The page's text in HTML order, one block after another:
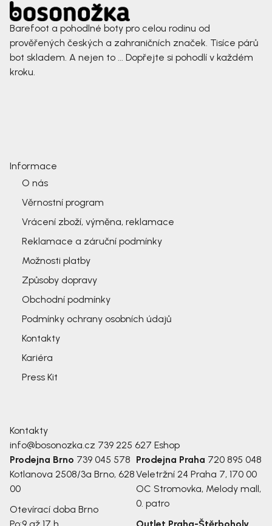
Barefoot a pohodlné boty pro celou rodinu od
prověřených českých a zahraničních značek. Tisíce párů
bot skladem. A nejen to ... Dopřejte si pohodlí v každém
kroku.
Informace
O nás
Věrnostní program
Vrácení zboží, výměna, reklamace
Reklamace a záruční podmínky
Možnosti platby
Způsoby dopravy
Obchodní podmínky
Podmínky ochrany osobních údajů
Kontakty
Kariéra
Press Kit
Kontakty
info@bosonozka.cz 739 225 627 Eshop
Prodejna Brno 739 045 578
Kotlanova 2508/3a Brno, 628
00
Otevírací doba Brno
Prodejna Praha 720 895 048
Veletržní 24 Praha 7, 170 00
OC Stromovka, Melody mall,
0. patro